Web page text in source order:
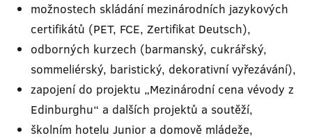
možnostech skládání mezinárodních jazykových
certifikátů (PET, FCE, Zertifikat Deutsch),
odborných kurzech (barmanský, cukrářský,
sommeliérský, baristický, dekorativní vyřezávání),
zapojení do projektu „Mezinárodní cena vévody z
Edinburghu“ a dalších projektů a soutěží,
školním hotelu Junior a domově mládeže,